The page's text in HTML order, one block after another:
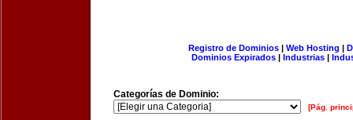
Registro de Dominios| Web Hosting |
Dominios Expirados | Industrias |
Categorías de Dominio:
[Pág.